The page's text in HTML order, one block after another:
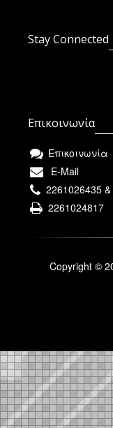
Stay Connected
Επικοινωνία
Επικοινωνία
E-Mail
2261026435
2261024817
Copyright ©